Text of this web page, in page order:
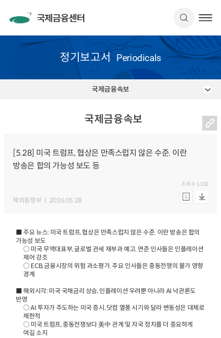
정기보고서 Periodicals
국제금융속보
국제금융속보
[5.28] 미국 트럼프, 협상은 만족스럽지 않은 수준. 이란
방송은 합의 가능성 보도 등
해외동향부 2026.05.28
조회수 1,102
■ 주요 뉴스: 미국 트럼프, 협상은 만족스럽지 않은 수준. 이란 방송은 합의
가능성 보도
○ 미국 무역대표부, 글로벌 관세 재부과 예고. 연준 인사들은 인플레이션
제어 강조
○ ECB, 금융시장의 위험 과소평가. 주요 인사들은 중동전쟁의 물가 영향
경계
■ 해외시각: 미국 국채금리 상승, 인플레이션 우려뿐 아니라 AI 낙관론도
반영
○ AI 투자가 주도하는 미국 증시, 닷컴 열풍 시기와 달라 변동성은 대체로
제한적
○ 미국 트럼프, 중동전쟁보다 美中 관계 및 자국 정치를 더 중요하게
여길 소지